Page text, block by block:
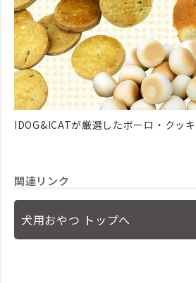
IDOG&ICATが厳選したボーロ・クッキ
関連リンク
犬用おやつ トップへ